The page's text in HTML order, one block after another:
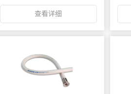
水产...
查看详细
体波